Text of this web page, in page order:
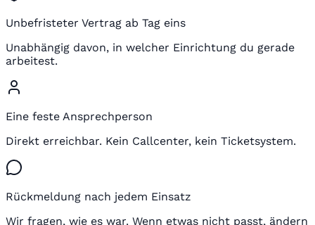
Unbefristeter Vertrag ab Tag eins
Unabhängig davon, in welcher Einrichtung du gerade
arbeitest.
Eine feste Ansprechperson
Direkt erreichbar. Kein Callcenter, kein Ticketsystem.
Rückmeldung nach jedem Einsatz
Wir fragen, wie es war. Wenn etwas nicht passt, ändern